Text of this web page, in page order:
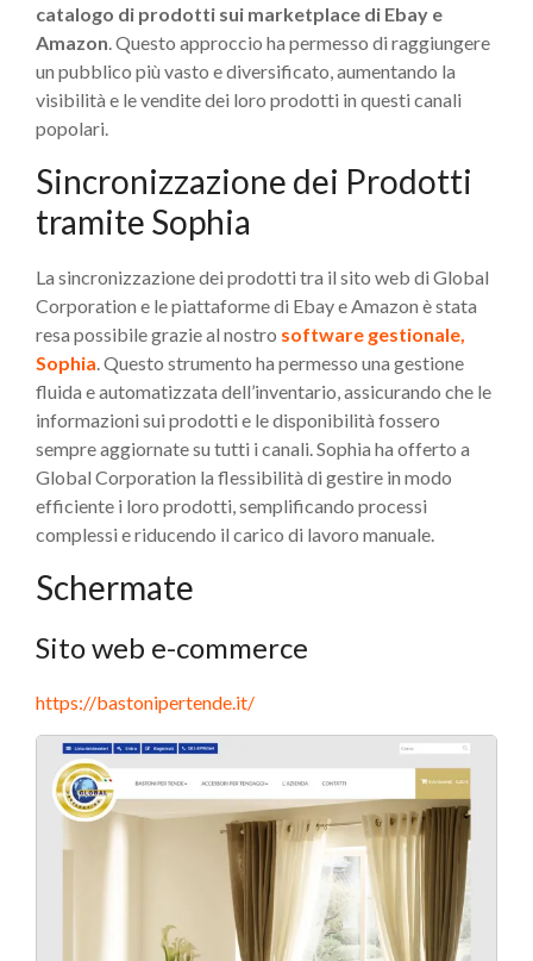
catalogo di prodotti sui marketplace di Ebay e
Amazon . Questo approccio ha permesso di raggiungere
un pubblico più vasto e diversificato, aumentando la
visibilità e le vendite dei loro prodotti in questi canali
popolari.
Sincronizzazione dei Prodotti
tramite Sophia
La sincronizzazione dei prodotti tra il sito web di Global
Corporation e le piattaforme di Ebay e Amazon è stata
resa possibile grazie al nostro software gestionale,
Sophia . Questo strumento ha permesso una gestione
fluida e automatizzata dell’inventario, assicurando che le
informazioni sui prodotti e le disponibilità fossero
sempre aggiornate su tutti i canali. Sophia ha offerto a
Global Corporation la flessibilità di gestire in modo
efficiente i loro prodotti, semplificando processi
complessi e riducendo il carico di lavoro manuale.
Schermate
Sito web e-commerce
https://bastonipertende.it/